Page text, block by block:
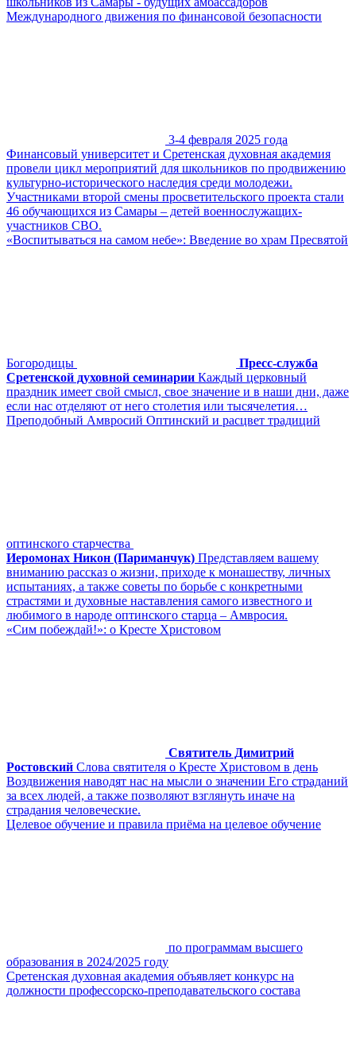
Международного движения по финансовой безопасности
3-4 февраля 2025 года
Финансовый университет и Сретенская духовная академия
провели цикл мероприятий для школьников по продвижению
культурно-исторического наследия среди молодежи.
Участниками второй смены просветительского проекта стали
46 обучающихся из Самары – детей военнослужащих-
участников СВО.
«Воспитываться на самом небе»: Введение во храм Пресвятой
Богородицы
Пресс-служба
Сретенской духовной семинарии Каждый церковный
праздник имеет свой смысл, свое значение и в наши дни, даже
если нас отделяют от него столетия или тысячелетия…
Преподобный Амвросий Оптинский и расцвет традиций
оптинского старчества
Иеромонах Никон (Париманчук) Представляем вашему
вниманию рассказ о жизни, приходе к монашеству, личных
испытаниях, а также советы по борьбе с конкретными
страстями и духовные наставления самого известного и
любимого в народе оптинского старца – Амвросия.
«Сим побеждай!»: о Кресте Христовом
Святитель Димитрий
Ростовский Слова святителя о Кресте Христовом в день
Воздвижения наводят нас на мысли о значении Его страданий
за всех людей, а также позволяют взглянуть иначе на
страдания человеческие.
Целевое обучение и правила приёма на целевое обучение
по программам высшего
образования в 2024/2025 году
Сретенская духовная академия объявляет конкурс на
должности профессорско-преподавательского состава